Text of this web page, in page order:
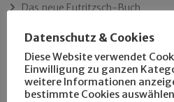
Das neue Eutritzsch-Buch
Der Leipziger Schmiedetag von
Rennfahrer in Schönefeld und
Datenschutz & Cookies
Diese Website verwendet
Einwilligung zu ganzen
weitere Informationen
bestimmte Cookies